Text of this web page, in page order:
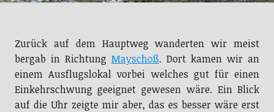
Zurück auf dem Hauptweg wanderten wir meist
bergab in Richtung Mayschoß. Dort kamen wir an
einem Ausflugslokal vorbei welches gut für einen
Einkehrschwung geeignet gewesen wäre. Ein Blick
auf die Uhr zeigte mir aber, das es besser wäre erst